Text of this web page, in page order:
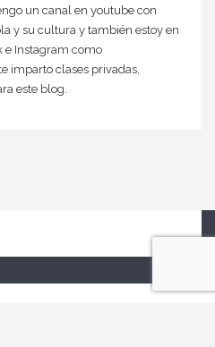
un canal en youtube con
y su cultura y también estoy en
e Instagram como
imparto clases privadas,
este blog.